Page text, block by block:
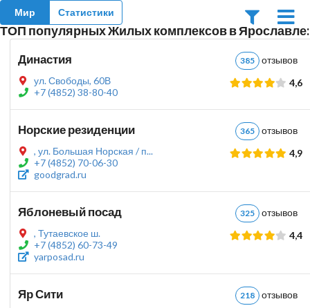
Мир Статистики
ТОП популярных Жилых комплексов в Ярославле:
Династия 385
ул. Свободы, 60В
+7 (4852) 38-80-40
4,6
Норские резиденции 365
, ул. Большая Норская / п...
+7 (4852) 70-06-30
goodgrad.ru
4,9
Яблоневый посад 325
, Тутаевское ш.
+7 (4852) 60-73-49
yarposad.ru
4,4
Яр Сити 218